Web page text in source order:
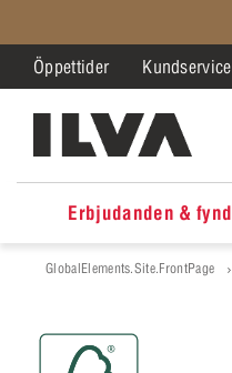
Öppettider Kundservice
Erbjudanden & fynd
GlobalElements.Site.FrontPage